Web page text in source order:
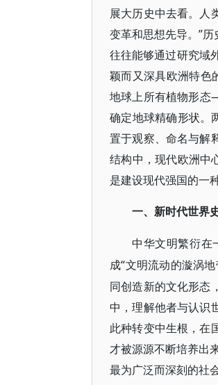
展大历史中去看。人
变革和思想先导。”
往往能够通过研究域
颖而又深具欧洲特色
地球上所有植物形
确定地球精确形状。
置于观察、命名与解
结构中，现代欧洲中
是建设现代强国的一
一、新时代世界
中华文明繁衍在
成“文明流动的漩涡
同创造新的文化形态
中，理解他者与认识
此种转变中生根，在
才被源源不断培养出
最为广泛而深刻的社